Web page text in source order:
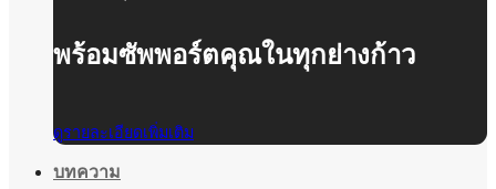
พร้อมซัพพอร์ตคุณในทุกย่างก้าว
ดูรายละเอียดเพิ่มเติม
บทความ